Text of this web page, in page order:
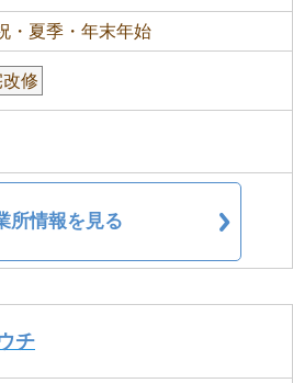
・夏季・年末年始
修
所情報を見る
チ